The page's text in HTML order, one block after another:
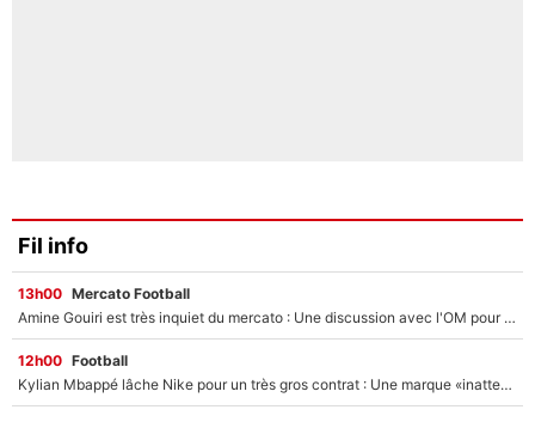
Fil info
13h00 Mercato Football
Amine Gouiri est très inquiet du mercato : Une discussion avec l'OM pour acter son transfert !
12h00 Football
Kylian Mbappé lâche Nike pour un très gros contrat : Une marque «inattendue» va frapper très fort